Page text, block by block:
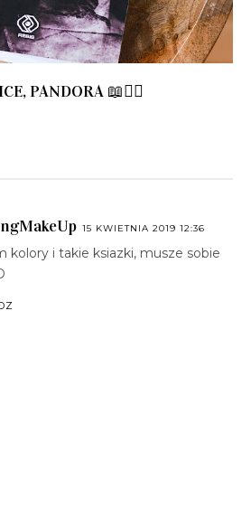
PANDORA 📖🧛‍♀️
15 KWIETNIA 2019 12:36
kolory i takie ksiazki, musze sobie